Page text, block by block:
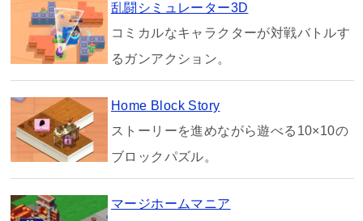
乱闘シミュレーター3D
コミカルなキャラクターが対戦バトルす
るガンアクション。
Home Block Story
ストーリーを進めながら遊べる10×10の
ブロックパズル。
マージホームマニア